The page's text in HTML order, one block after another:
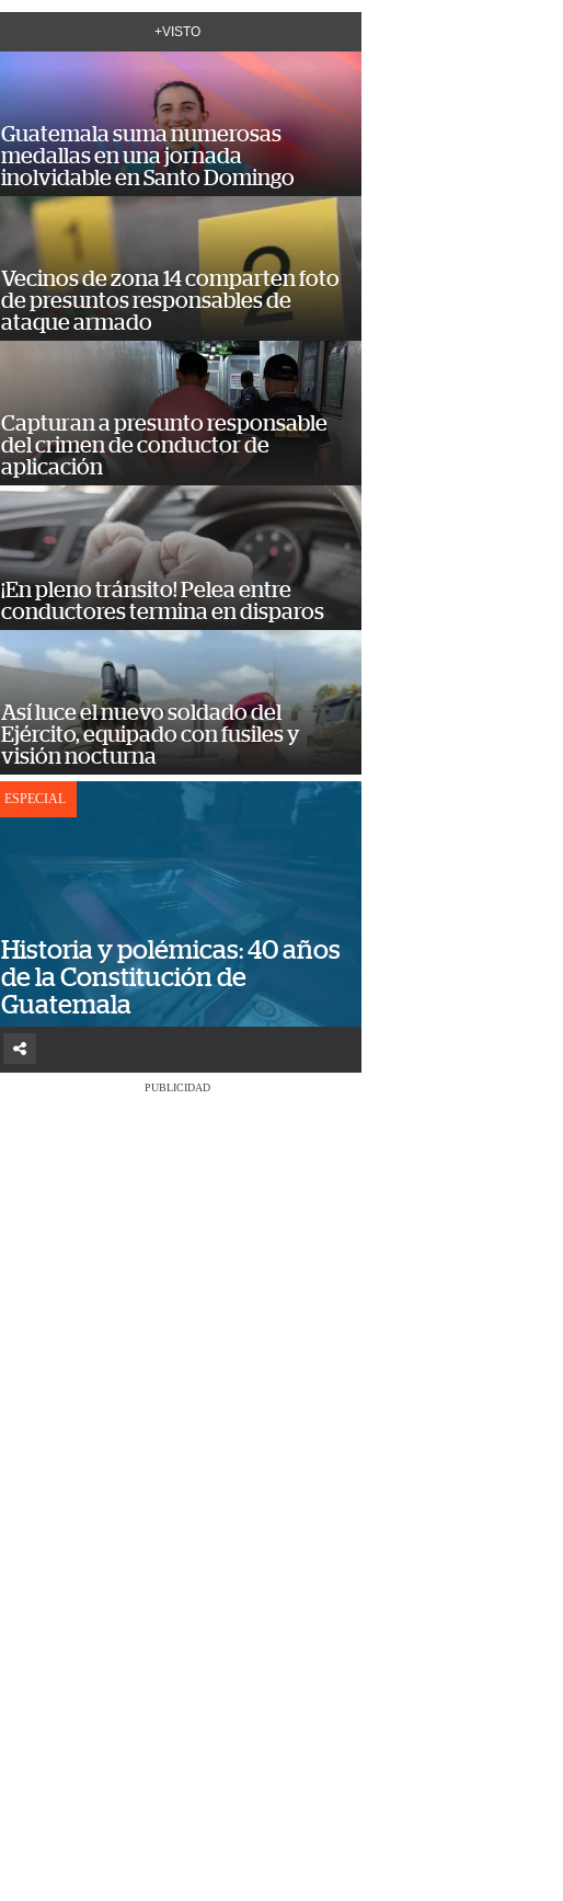
+VISTO
Guatemala suma numerosas
medallas en una jornada
inolvidable en Santo Domingo
Vecinos de zona 14 comparten foto
de presuntos responsables de
ataque armado
Capturan a presunto responsable
del crimen de conductor de
aplicación
¡En pleno tránsito! Pelea entre
conductores termina en disparos
Así luce el nuevo soldado del
Ejército, equipado con fusiles y
visión nocturna
ESPECIAL
Historia y polémicas: 40 años
de la Constitución de
Guatemala
PUBLICIDAD